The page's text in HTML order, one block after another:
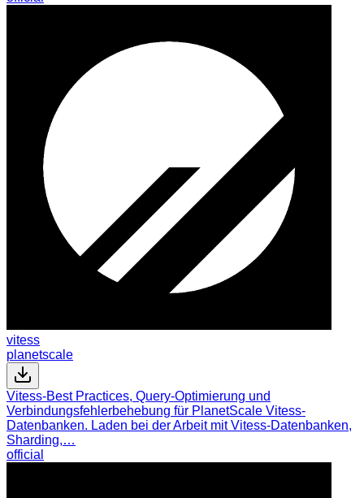
vitess
planetscale
Vitess-Best Practices, Query-Optimierung und
Verbindungsfehlerbehebung für PlanetScale Vitess-
Datenbanken. Laden bei der Arbeit mit Vitess-Datenbanken,
Sharding,…
official